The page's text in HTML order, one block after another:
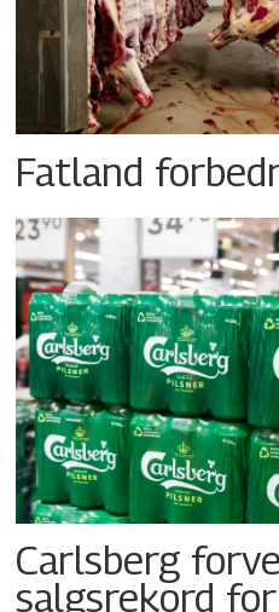
Fatland
Carlsberg
salgsrekord